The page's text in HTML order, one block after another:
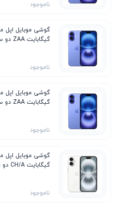
ناموجود
گیگابایت ZAA دو سیم‌ کارت - نات اکتیو
ناموجود
گیگابایت ZAA دو سیم‌ کارت - نات اکتیو
ناموجود
گیگابایت CH/A دو سیم‌ کارت - نات اکتیو
ناموجود